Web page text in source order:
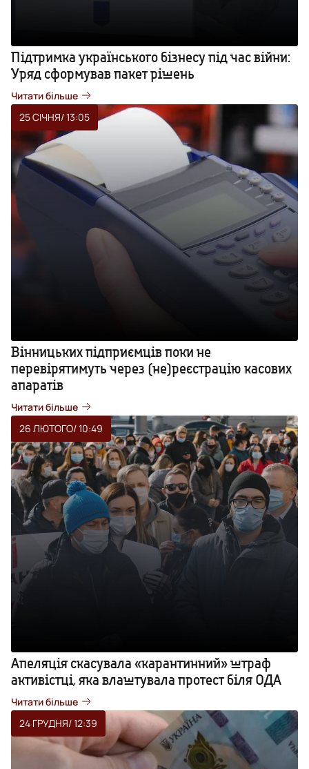
Підтримка українського бізнесу під час війни:
Уряд сформував пакет рішень
Читати більше
25 СІЧНЯ/ 13:05
Вінницьких підприємців поки не
перевірятимуть через (не)реєстрацію касових
апаратів
Читати більше
26 ЛЮТОГО/ 10:49
Апеляція скасувала «карантинний» штраф
активістці, яка влаштувала протест біля ОДА
Читати більше
24 ГРУДНЯ/ 12:39